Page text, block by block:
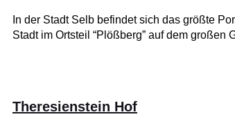
In der Stadt Selb befindet sich das größte
Stadt im Ortsteil “Plößberg” auf dem
Theresienstein Hof